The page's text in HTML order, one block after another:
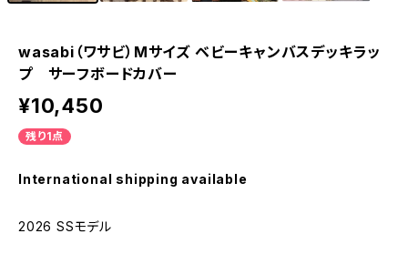
wasabi（ワサビ）Mサイズ ベビーキャンバスデッキラッ
プ サーフボードカバー
¥10,450
残り1点
International shipping available
2026 SSモデル